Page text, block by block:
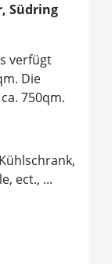
Südring
verfügt
Die
750qm.
ect., ...